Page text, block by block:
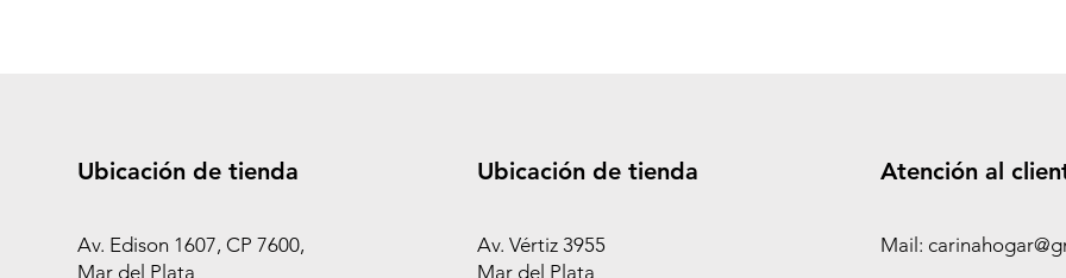
Ubicación de tienda
Av. Edison 1607, CP 7600,
Mar del Plata
Ubicación de tienda
Av. Vértiz 3955
Mar del Plata
Atención al
Mail: